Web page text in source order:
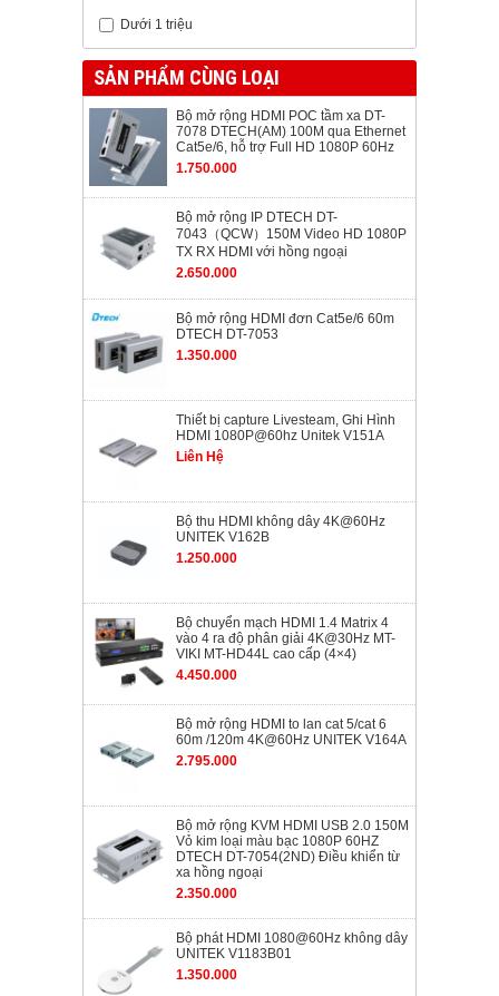
Dưới 1 triệu
SẢN PHẨM CÙNG LOẠI
Bộ mở rộng HDMI POC tầm xa DT-
7078 DTECH(AM) 100M qua Ethernet
Cat5e/6, hỗ trợ Full HD 1080P 60Hz
1.750.000
Bộ mở rộng IP DTECH DT-
7043（QCW）150M Video HD 1080P
TX RX HDMI với hồng ngoại
2.650.000
Bộ mở rộng HDMI đơn Cat5e/6 60m
DTECH DT-7053
1.350.000
Thiết bị capture Livesteam, Ghi Hình
HDMI 1080P@60hz Unitek V151A
Liên Hệ
Bộ thu HDMI không dây 4K@60Hz
UNITEK V162B
1.250.000
Bộ chuyển mạch HDMI 1.4 Matrix 4
vào 4 ra độ phân giải 4K@30Hz MT-
VIKI MT-HD44L cao cấp (4×4)
4.450.000
Bộ mở rộng HDMI to lan cat 5/cat 6
60m /120m 4K@60Hz UNITEK V164A
2.795.000
Bộ mở rộng KVM HDMI USB 2.0 150M
Vỏ kim loại màu bạc 1080P 60HZ
DTECH DT-7054(2ND) Điều khiển từ
xa hồng ngoại
2.350.000
Bộ phát HDMI 1080@60Hz không dây
UNITEK V1183B01
1.350.000